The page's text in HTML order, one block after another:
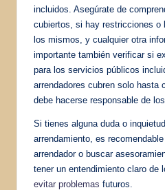
incluidos. Asegúrate de
cubiertos, si hay restricciones o
los mismos, y cualquier otra
importante también verificar si
para los servicios públicos
arrendadores cubren solo hasta
debe hacerse responsable de
Si tienes alguna duda o
arrendamiento, es
arrendador o buscar
tener un entendimiento claro de
evitar problemas futuros.